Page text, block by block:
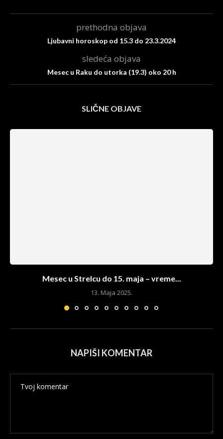
prethodna objava
Ljubavni horoskop od 15.3 do 23.3.2024
sledeća objava
Mesec u Raku do utorka (19.3) oko 20 h
SLIČNE OBJAVE
Mesec u Strelcu do 15. maja – vreme...
13. Maja 2025.
NAPIŠI KOMENTAR